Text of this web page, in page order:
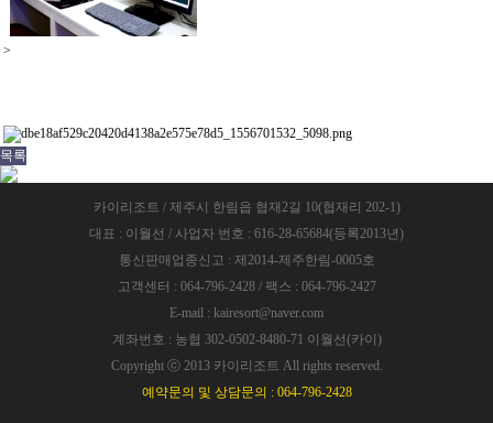
>
목록
카이리조트 / 제주시 한림읍 협재2길 10(협재리 202-1)
대표 : 이월선 / 사업자 번호 : 616-28-65684(등록2013년)
통신판매업종신고 : 제2014-제주한림-0005호
고객센터 : 064-796-2428 / 팩스 : 064-796-2427
E-mail : kairesort@naver.com
계좌번호 : 농협 302-0502-8480-71 이월선(카이)
Copyright ⓒ 2013 카이리조트 All rights reserved.
예약문의 및 상담문의 : 064-796-2428